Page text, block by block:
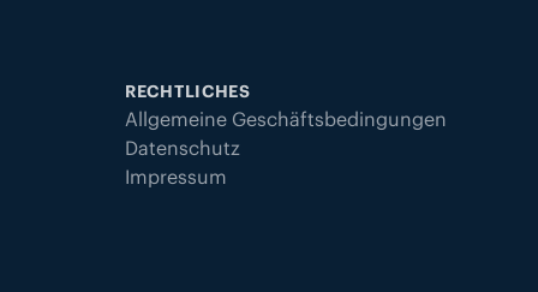
RECHTLICHES
Allgemeine Geschäftsbedingungen
Datenschutz
Impressum